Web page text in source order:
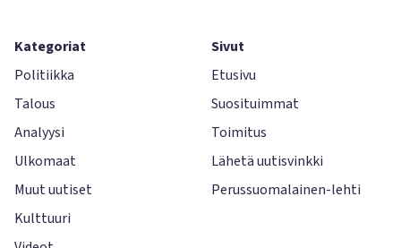
Kategoriat
Politiikka
Talous
Analyysi
Ulkomaat
Muut uutiset
Kulttuuri
Sivut
Etusivu
Suosituimmat
Toimitus
Lähetä uutisvinkki
Perussuomalainen-lehti